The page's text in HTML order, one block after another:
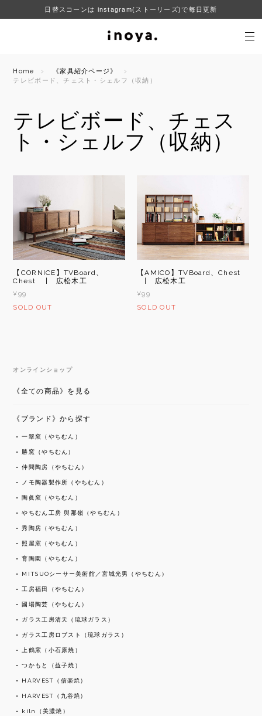
日替スコーンは instagram(ストーリーズ)で毎日更新
Home
《家具紹介ページ》
テレビボード、チェスト・シェルフ（収納）
テレビボード、チェス
ト・シェルフ（収納）
【CORNICE】TVBoard、
Chest | 広松木工
¥99
SOLD OUT
【AMICO】TVBoard、Chest
| 広松木工
¥99
SOLD OUT
オンラインショップ
《全ての商品》を見る
《ブランド》から探す
一翠窯（やちむん）
勝窯（やちむん）
仲間陶房（やちむん）
ノモ陶器製作所（やちむん）
陶眞窯（やちむん）
やちむん工房 與那嶺（やちむん）
秀陶房（やちむん）
照屋窯（やちむん）
育陶園（やちむん）
MITSUOシーサー美術館／宮城光男（やちむん）
工房福田（やちむん）
國場陶芸（やちむん）
ガラス工房清天（琉球ガラス）
ガラス工房ロブスト（琉球ガラス）
上鶴窯（小石原焼）
つかもと（益子焼）
HARVEST（信楽焼）
HARVEST（九谷焼）
kiln（美濃焼）